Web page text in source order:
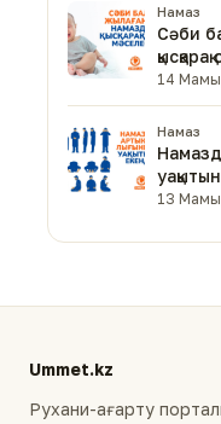
Намаз
Сәби
14
Намаз
13
Ummet.kz
Рухани-ағарту